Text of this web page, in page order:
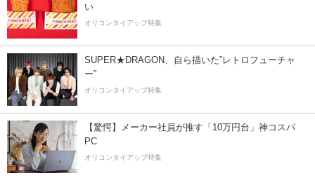
い
オリコンタイアップ特集
SUPER★DRAGON、自ら描いた”レトロフューチャ
ー”
オリコンタイアップ特集
【驚愕】メーカー社員が推す「10万円台」神コスパ
PC
オリコンタイアップ特集